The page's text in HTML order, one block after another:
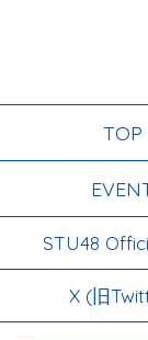
TOP
STU48
X (旧